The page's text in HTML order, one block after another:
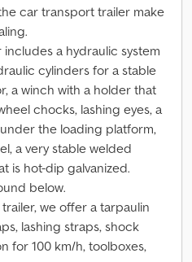
car transport trailer make
a hydraulic system
cylinders for a stable
a winch with a holder that
chocks, lashing eyes, a
the loading platform,
a very stable welded
is hot-dip galvanized.
below.
we offer a tarpaulin
lashing straps, shock
for 100 km/h, toolboxes,